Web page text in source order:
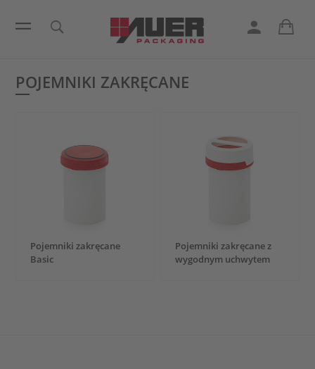
POJEMNIKI ZAKRĘCANE
Pojemniki zakręcane
Basic
Pojemniki zakręcane z
wygodnym uchwytem